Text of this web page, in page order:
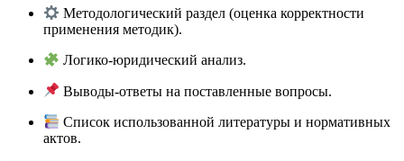
Методологический раздел (оценка корректности
применения методик).
Логико-юридический анализ.
Выводы-ответы на поставленные вопросы.
Список использованной литературы и нормативных
актов.